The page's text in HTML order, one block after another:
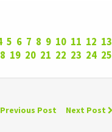
5 6 7 8 9 10 11 12 13
19 20 21 22 23 24 25
Previous Post Next Post